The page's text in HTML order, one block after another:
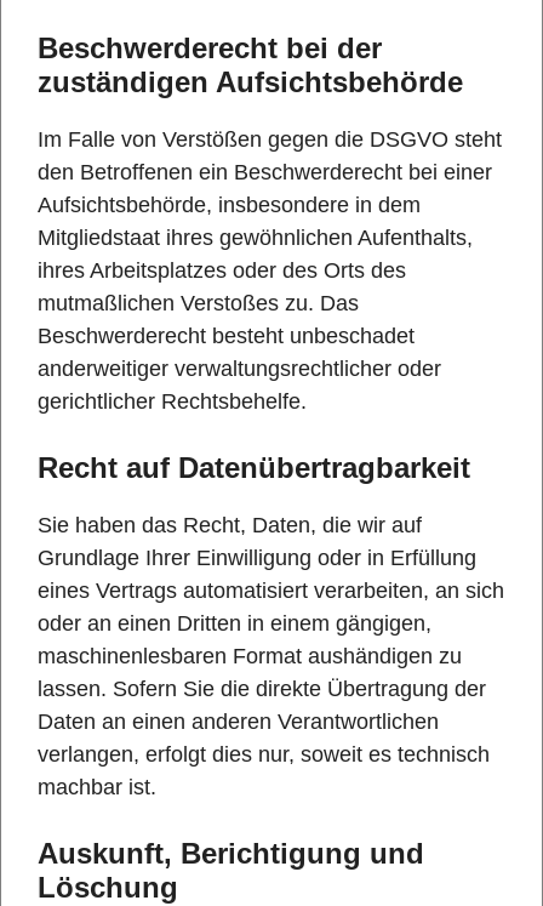
Beschwerde­recht bei der
zuständigen Aufsichts­behörde
Im Falle von Verstößen gegen die DSGVO steht
den Betroffenen ein Beschwerderecht bei einer
Aufsichtsbehörde, insbesondere in dem
Mitgliedstaat ihres gewöhnlichen Aufenthalts,
ihres Arbeitsplatzes oder des Orts des
mutmaßlichen Verstoßes zu. Das
Beschwerderecht besteht unbeschadet
anderweitiger verwaltungsrechtlicher oder
gerichtlicher Rechtsbehelfe.
Recht auf Daten­übertrag­barkeit
Sie haben das Recht, Daten, die wir auf
Grundlage Ihrer Einwilligung oder in Erfüllung
eines Vertrags automatisiert verarbeiten, an sich
oder an einen Dritten in einem gängigen,
maschinenlesbaren Format aushändigen zu
lassen. Sofern Sie die direkte Übertragung der
Daten an einen anderen Verantwortlichen
verlangen, erfolgt dies nur, soweit es technisch
machbar ist.
Auskunft, Berichtigung und
Löschung